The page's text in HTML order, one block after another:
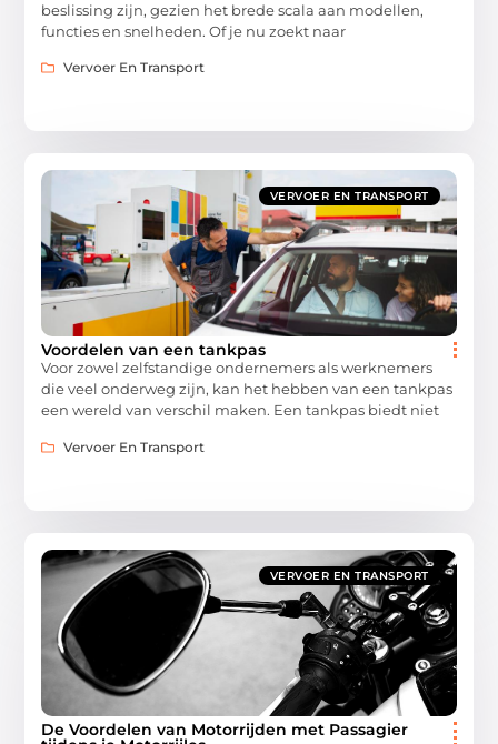
beslissing zijn, gezien het brede scala aan modellen,
functies en snelheden. Of je nu zoekt naar
Vervoer En Transport
VERVOER EN TRANSPORT
Voordelen van een tankpas
Voor zowel zelfstandige ondernemers als werknemers
die veel onderweg zijn, kan het hebben van een tankpas
een wereld van verschil maken. Een tankpas biedt niet
Vervoer En Transport
VERVOER EN TRANSPORT
De Voordelen van Motorrijden met Passagier